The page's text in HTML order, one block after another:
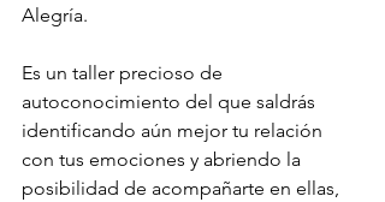
Alegría.
Es un taller precioso de
autoconocimiento del que saldrás
identificando aún mejor tu relación
con tus emociones y abriendo la
posibilidad de acompañarte en ellas,